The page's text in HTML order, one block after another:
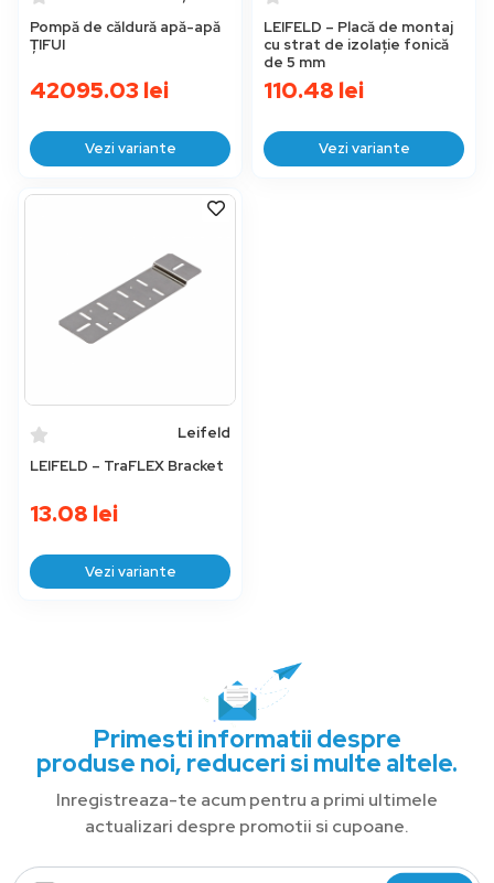
Pompă de căldură apă-apă
ȚIFUI
42095.03lei
Vezi variante
LEIFELD – Placă de montaj
cu strat de izolație fonică
de 5 mm
110.48 lei
Vezi variante
Leifeld
LEIFELD – TraFLEX Bracket
13.08 lei
Vezi variante
Primesti informatii despre
produse noi, reduceri si multe altele.
Inregistreaza-te acum pentru a primi ultimele
actualizari despre promotii si cupoane.